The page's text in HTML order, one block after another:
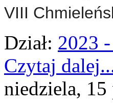
VIII
Dział: 2023
Czytaj
niedziela,